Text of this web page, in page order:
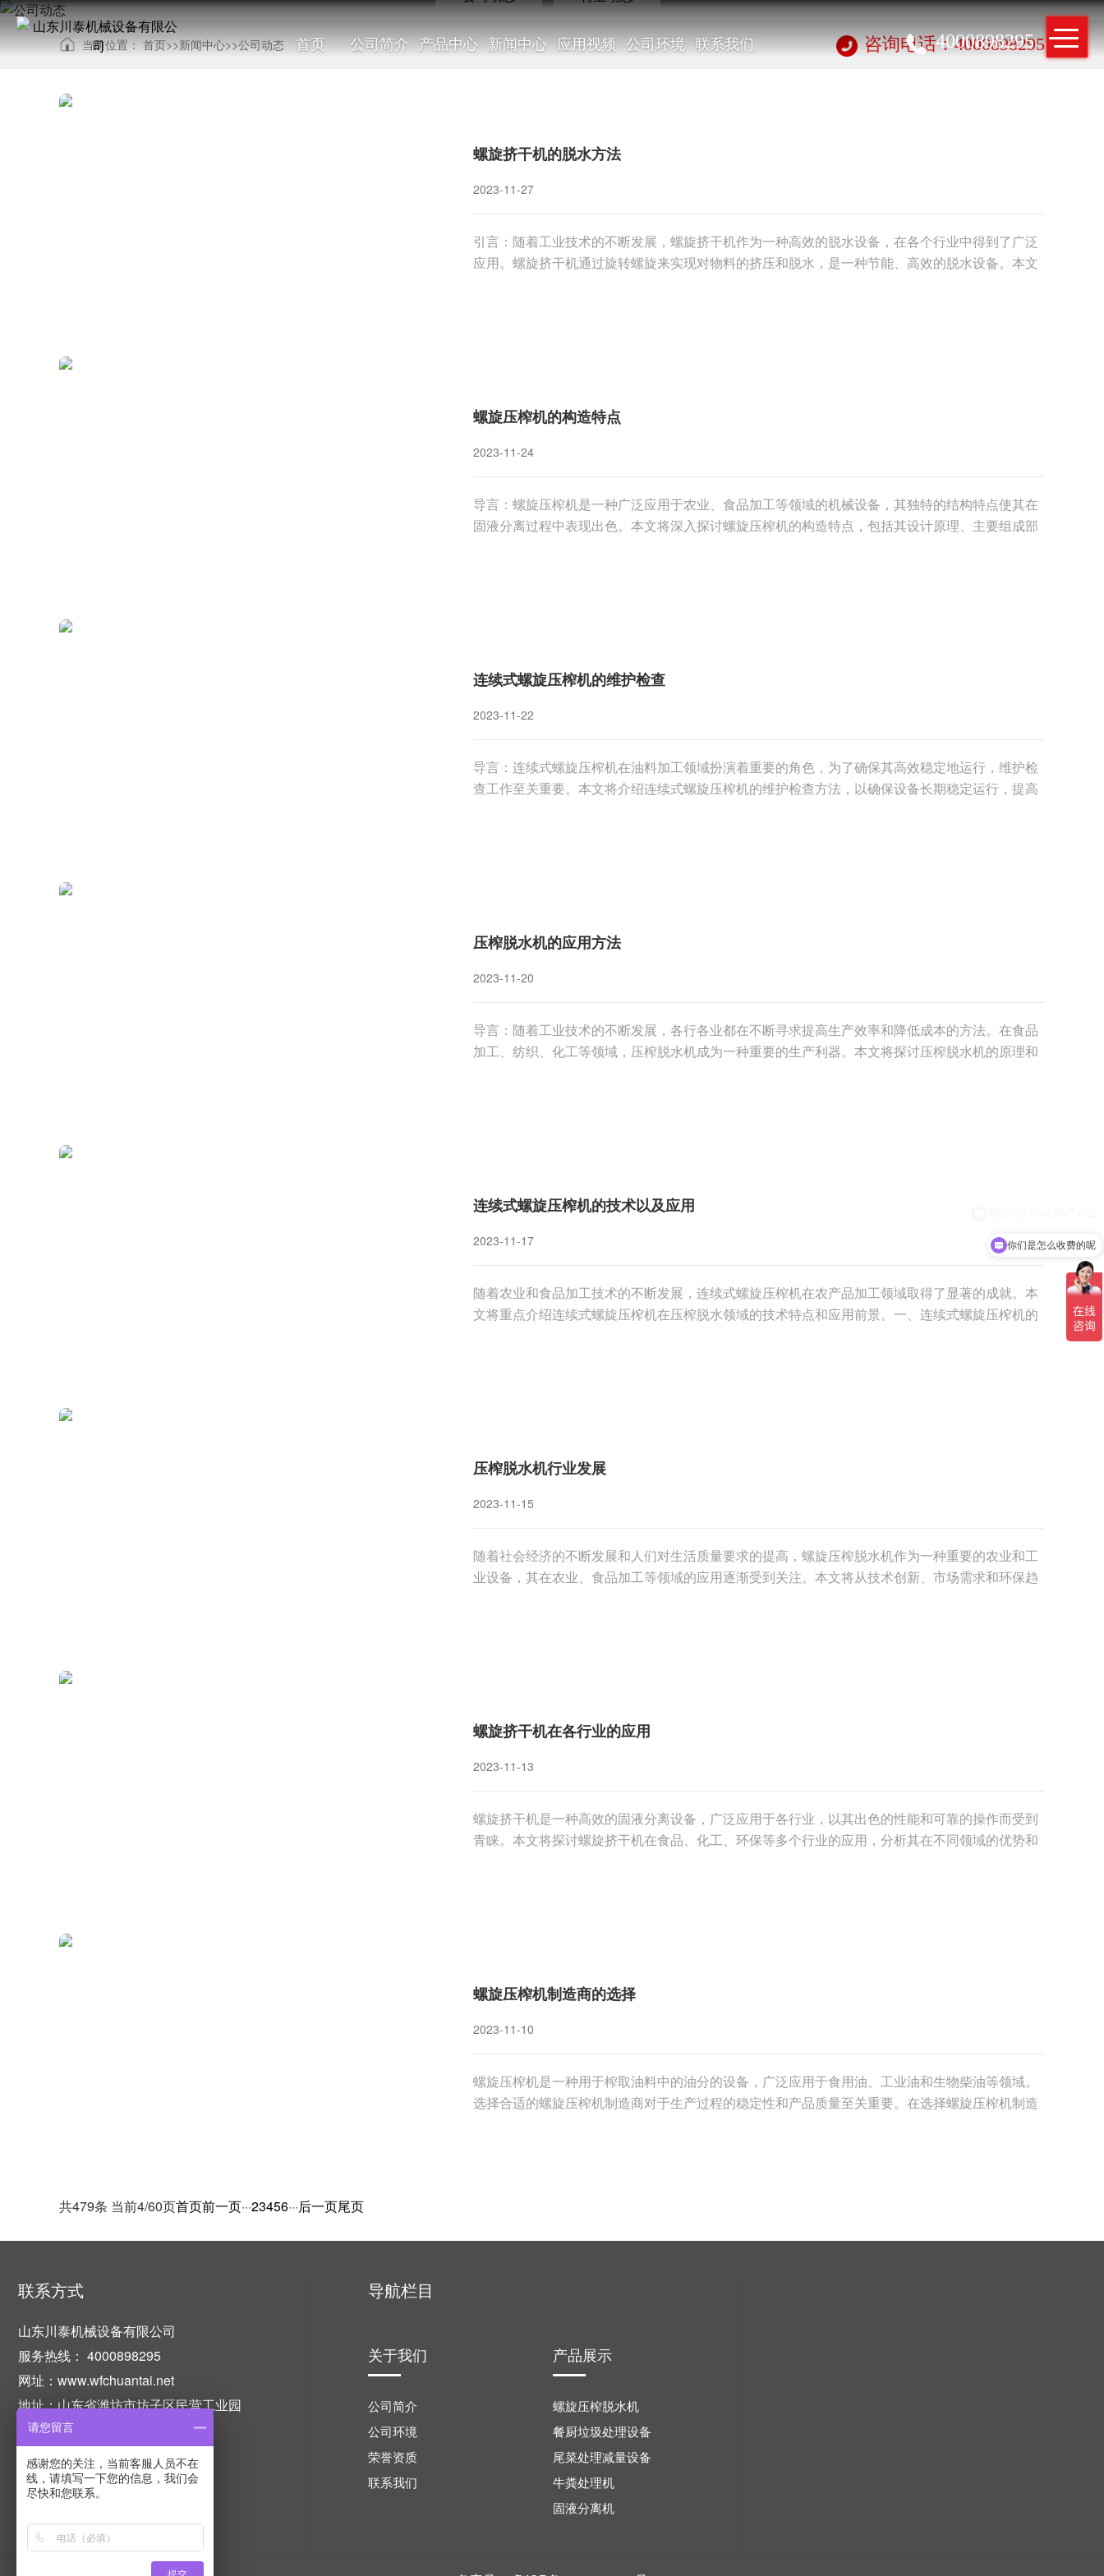
4000898295
首页 公司简介 产品中心 新闻中心 应用视频 公司环境 联系我们
公司动态
NEWS
当前位置：首页>>新闻中心>>公司动态 咨询电话：4000898295
螺旋挤干机的脱水方法
2023-11-27
引言：随着工业技术的不断发展，螺旋挤干机作为一种高效的脱水设备，在各个行业中得到了广泛
应用。螺旋挤干机通过旋转螺旋来实现对物料的挤压和脱水，是一种节能、高效的脱水设备。本文
螺旋压榨机的构造特点
2023-11-24
导言：螺旋压榨机是一种广泛应用于农业、食品加工等领域的机械设备，其独特的结构特点使其在
固液分离过程中表现出色。本文将深入探讨螺旋压榨机的构造特点，包括其设计原理、主要组成部
连续式螺旋压榨机的维护检查
2023-11-22
导言：连续式螺旋压榨机在油料加工领域扮演着重要的角色，为了确保其高效稳定地运行，维护检
查工作至关重要。本文将介绍连续式螺旋压榨机的维护检查方法，以确保设备长期稳定运行，提高
压榨脱水机的应用方法
2023-11-20
导言：随着工业技术的不断发展，各行各业都在不断寻求提高生产效率和降低成本的方法。在食品
加工、纺织、化工等领域，压榨脱水机成为一种重要的生产利器。本文将探讨压榨脱水机的原理和
连续式螺旋压榨机的技术以及应用
2023-11-17
随着农业和食品加工技术的不断发展，连续式螺旋压榨机在农产品加工领域取得了显著的成就。本
文将重点介绍连续式螺旋压榨机在压榨脱水领域的技术特点和应用前景。一、连续式螺旋压榨机的
压榨脱水机行业发展
2023-11-15
随着社会经济的不断发展和人们对生活质量要求的提高，螺旋压榨脱水机作为一种重要的农业和工
业设备，其在农业、食品加工等领域的应用逐渐受到关注。本文将从技术创新、市场需求和环保趋
螺旋挤干机在各行业的应用
2023-11-13
螺旋挤干机是一种高效的固液分离设备，广泛应用于各行业，以其出色的性能和可靠的操作而受到
青睐。本文将探讨螺旋挤干机在食品、化工、环保等多个行业的应用，分析其在不同领域的优势和
螺旋压榨机制造商的选择
2023-11-10
螺旋压榨机是一种用于榨取油料中的油分的设备，广泛应用于食用油、工业油和生物柴油等领域。
选择合适的螺旋压榨机制造商对于生产过程的稳定性和产品质量至关重要。在选择螺旋压榨机制造
共479条 当前4/60页首页前一页···23456···后一页尾页
联系方式
山东川泰机械设备有限公司
服务热线： 4000898295
网址：www.wfchuantai.net
地址：山东省潍坊市坊子区民营工业园
导航栏目
关于我们
公司简介
公司环境
荣誉资质
联系我们
产品展示
螺旋压榨脱水机
餐厨垃圾处理设备
尾菜处理减量设备
牛粪处理机
固液分离机
你们是怎么收费的呢
请您留言
感谢您的关注，当前客服人员不在
线，请填写一下您的信息，我们会
尽快和您联系。